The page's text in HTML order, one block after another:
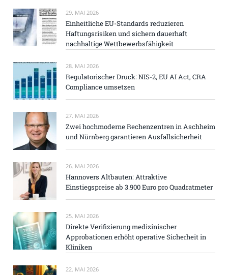
29. MAI 2026
Einheitliche EU-Standards reduzieren
Haftungsrisiken und sichern dauerhaft
nachhaltige Wettbewerbsfähigkeit
28. MAI 2026
Regulatorischer Druck: NIS-2, EU AI Act, CRA
Compliance umsetzen
27. MAI 2026
Zwei hochmoderne Rechenzentren in Aschheim
und Nürnberg garantieren Ausfallsicherheit
26. MAI 2026
Hannovers Altbauten: Attraktive
Einstiegspreise ab 3.900 Euro pro Quadratmeter
25. MAI 2026
Direkte Verifizierung medizinischer
Approbationen erhöht operative Sicherheit in
Kliniken
22. MAI 2026